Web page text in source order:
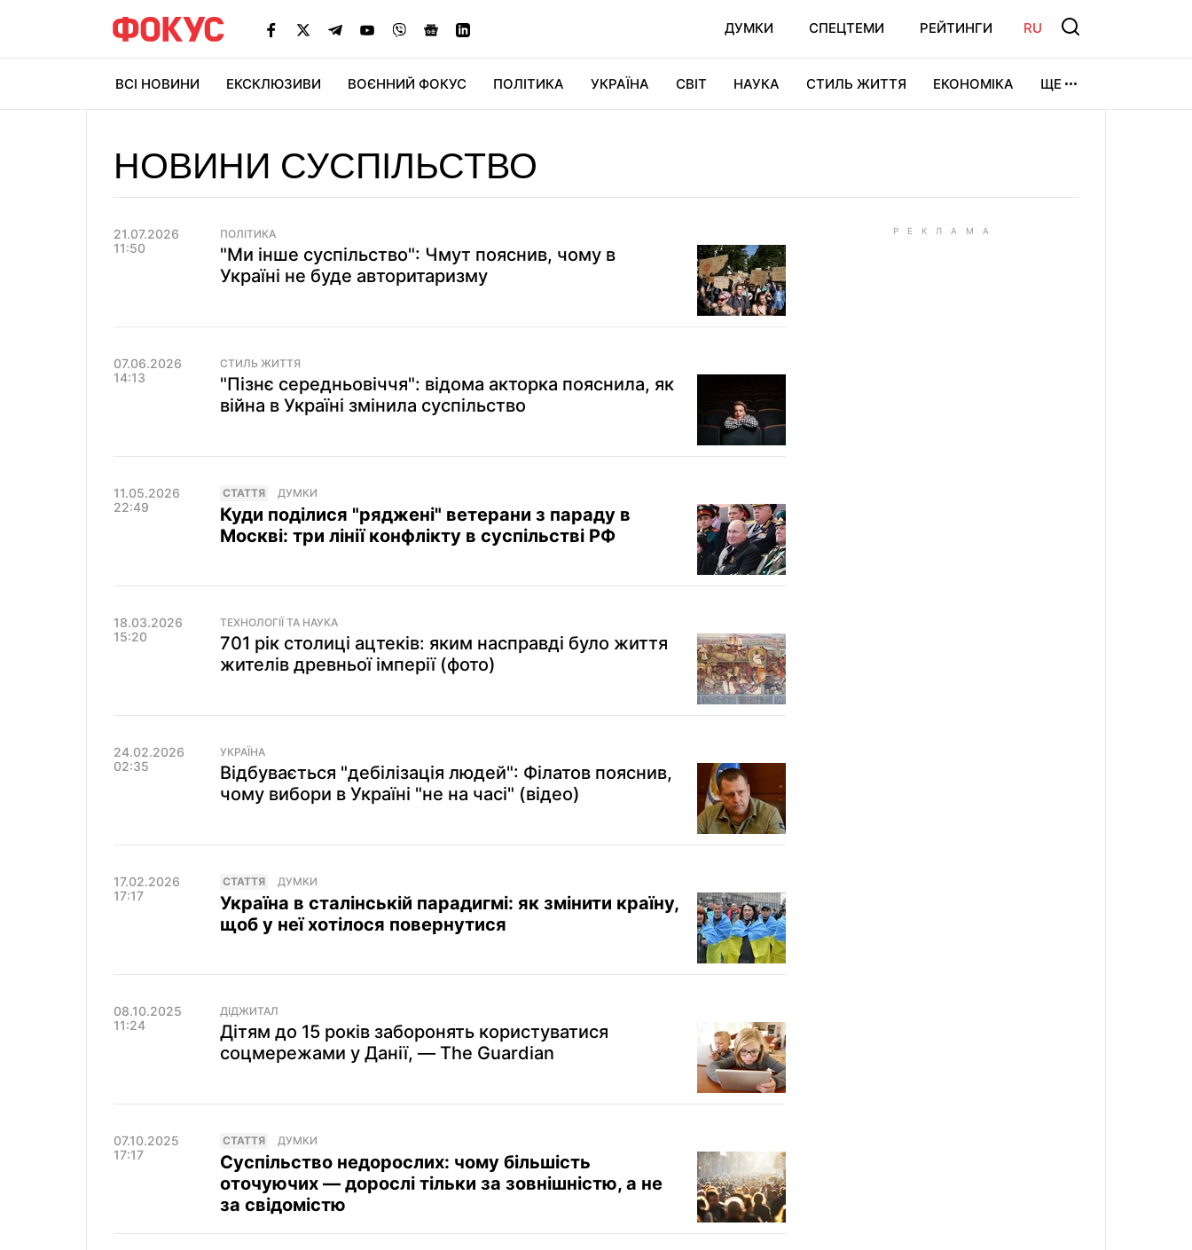
ДУМКИ СПЕЦТЕМИ РЕЙТИНГИ RU
ВСІ НОВИНИ ЕКСКЛЮЗИВИ ВОЄННИЙ ФОКУС ПОЛІТИКА УКРАЇНА СВІТ НАУКА СТИЛЬ ЖИТТЯ ЕКОНОМІКА ЩЕ
НОВИНИ СУСПІЛЬСТВО
21.07.2026
11:50
ПОЛІТИКА
"Ми інше суспільство": Чмут пояснив, чому в
Україні не буде авторитаризму
07.06.2026
14:13
СТИЛЬ ЖИТТЯ
"Пізнє середньовіччя": відома акторка пояснила, як
війна в Україні змінила суспільство
11.05.2026
22:49
СТАТТЯ ДУМКИ
Куди поділися "ряджені" ветерани з параду в
Москві: три лінії конфлікту в суспільстві РФ
18.03.2026
15:20
ТЕХНОЛОГІЇ ТА НАУКА
701 рік столиці ацтеків: яким насправді було життя
жителів древньої імперії (фото)
24.02.2026
02:35
УКРАЇНА
Відбувається "дебілізація людей": Філатов пояснив,
чому вибори в Україні "не на часі" (відео)
17.02.2026
17:17
СТАТТЯ ДУМКИ
Україна в сталінській парадигмі: як змінити країну,
щоб у неї хотілося повернутися
08.10.2025
11:24
ДІДЖИТАЛ
Дітям до 15 років заборонять користуватися
соцмережами у Данії, — The Guardian
07.10.2025
17:17
СТАТТЯ ДУМКИ
Суспільство недорослих: чому більшість
оточуючих — дорослі тільки за зовнішністю, а не
за свідомістю